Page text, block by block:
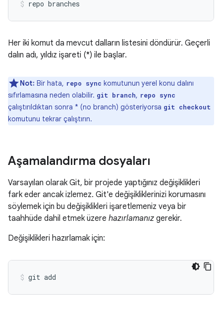
Her iki komut da mevcut dalların listesini döndürür. Geçerli
dalın adı, yıldız işareti (*) ile başlar.
Not: Bir hata, repo sync komutunun yerel konu dalını
sıfırlamasına neden olabilir. git branch, repo sync
çalıştırıldıktan sonra * (no branch) gösteriyorsa git checkout
komutunu tekrar çalıştırın.
Aşamalandırma dosyaları
Varsayılan olarak Git, bir projede yaptığınız değişiklikleri
fark eder ancak izlemez. Git'e değişikliklerinizi korumasını
söylemek için bu değişiklikleri işaretlemeniz veya bir
taahhüde dahil etmek üzere hazırlamanız gerekir.
Değişiklikleri hazırlamak için: